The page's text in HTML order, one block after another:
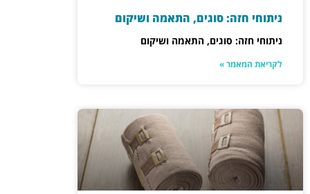
ניתוחי חזה: סוגים, התאמה ושיקום
ניתוחי חזה: סוגים, התאמה ושיקום
לקריאת המאמר »